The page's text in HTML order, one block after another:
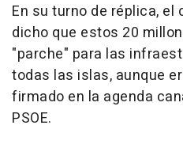
En su turno de réplica, el
dicho que estos 20
"parche" para las
todas las islas, aunque
firmado en la agenda
PSOE.